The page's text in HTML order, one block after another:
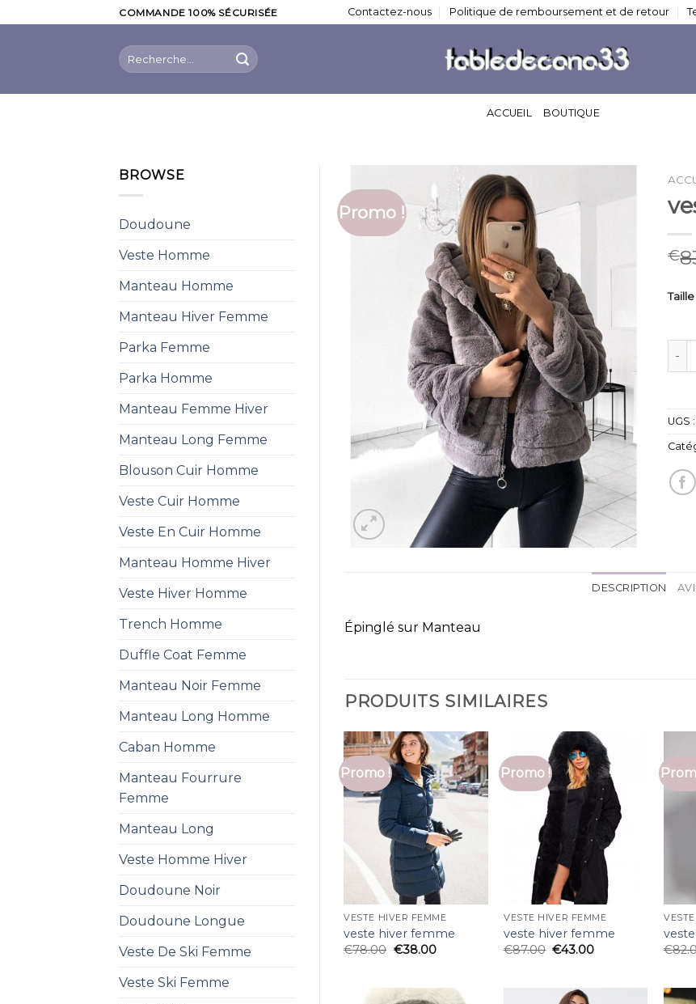
to
COMMANDE 100% SÉCURISÉE Contactez-nous Politique de remboursement et de retour
Recherche
pour :
ACCUEIL BOUTIQUE
BROWSE
Doudoune
Veste Homme
Manteau Homme
Manteau Hiver Femme
Parka Femme
Parka Homme
Manteau Femme Hiver
Manteau Long Femme
Blouson Cuir Homme
Veste Cuir Homme
Veste En Cuir Homme
Manteau Homme Hiver
Veste Hiver Homme
Trench Homme
Duffle Coat Femme
Manteau Noir Femme
Manteau Long Homme
Caban Homme
Manteau Fourrure
Femme
Manteau Long
Veste Homme Hiver
Doudoune Noir
Doudoune Longue
Veste De Ski Femme
Veste Ski Femme
Promo !
€
Taille
UGS
DESCRIPTION
Épinglé sur Manteau
PRODUITS SIMILAIRES
Promo !
VESTE HIVER FEMME
veste hiver femme
€78.00 €38.00
Promo !
VESTE HIVER FEMME
veste hiver femme
€87.00 €43.00
€